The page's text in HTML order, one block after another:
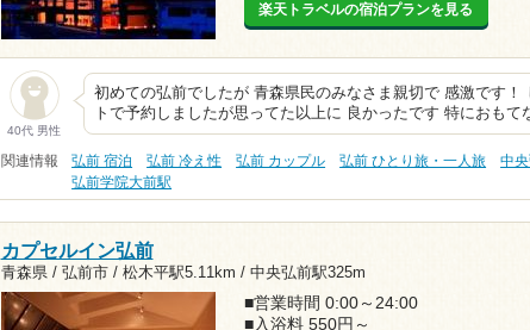
楽天トラベルの宿泊プランを見る
40代 男性
初めての弘前でしたが 青森県民のみなさま親切で 感激です！
トで予約しましたが思ってた以上に 良かったです 特におも
関連情報 弘前 宿泊 弘前 冷え性 弘前 カップル 弘前 ひとり旅・一人旅 中
弘前学院大前駅
カプセルイン弘前
青森県 / 弘前市 / 松木平駅5.11km / 中央弘前駅325m
■営業時間 0:00～24:00
■入浴料 550円～